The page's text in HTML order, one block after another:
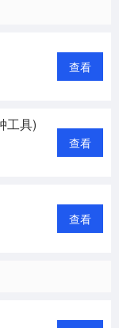
查看
工具)
查看
查看